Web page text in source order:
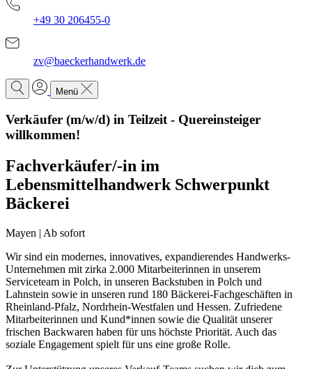
+49 30 206455-0
zv@baeckerhandwerk.de
Menü
Verkäufer (m/w/d) in Teilzeit - Quereinsteiger
willkommen!
Fachverkäufer/-in im
Lebensmittelhandwerk Schwerpunkt
Bäckerei
Mayen | Ab sofort
Wir sind ein modernes, innovatives, expandierendes Handwerks-
Unternehmen mit zirka 2.000 Mitarbeiterinnen in unserem
Serviceteam in Polch, in unseren Backstuben in Polch und
Lahnstein sowie in unseren rund 180 Bäckerei-Fachgeschäften in
Rheinland-Pfalz, Nordrhein-Westfalen und Hessen. Zufriedene
Mitarbeiterinnen und Kund*innen sowie die Qualität unserer
frischen Backwaren haben für uns höchste Priorität. Auch das
soziale Engagement spielt für uns eine große Rolle.